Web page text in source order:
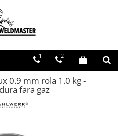
1 2
0.9 mm rola 1.0 kg -
fara gaz